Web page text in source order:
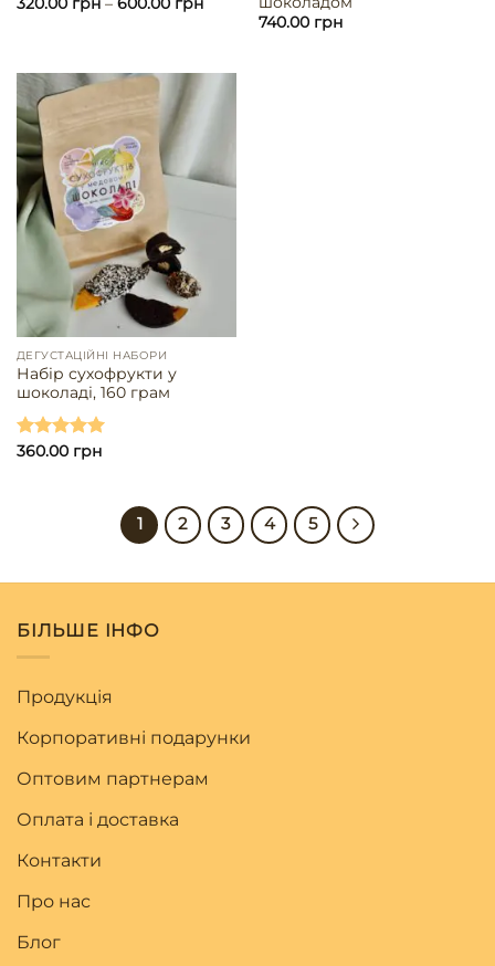
320.00 грн– 600.00 грн
740.00 грн
ДЕГУСТАЦІЙНІ НАБОРИ
Набір сухофрукти у
шоколаді, 160 грам
Оцінено в
360.00 грн
1 2 3 4 5
БІЛЬШЕ ІНФО
Продукція
Корпоративні подарунки
Оптовим партнерам
Оплата і доставка
Контакти
Про нас
Блог